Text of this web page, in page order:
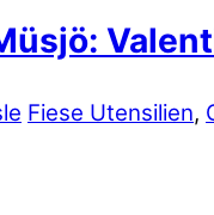
Fiese Utensilien,